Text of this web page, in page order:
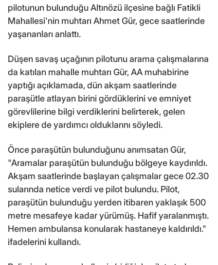
pilotunun bulunduğu Altınözü ilçesine bağlı Fatikli
Mahallesi'nin muhtarı Ahmet Gür, gece saatlerinde
yaşananları anlattı.
Düşen savaş uçağının pilotunu arama çalışmalarına
da katılan mahalle muhtarı Gür, AA muhabirine
yaptığı açıklamada, dün akşam saatlerinde
paraşütle atlayan birini gördüklerini ve emniyet
görevlilerine bilgi verdiklerini belirterek, gelen
ekiplere de yardımcı olduklarını söyledi.
Önce paraşütün bulunduğunu anımsatan Gür,
"Aramalar paraşütün bulunduğu bölgeye kaydırıldı.
Akşam saatlerinde başlayan çalışmalar gece 02.30
sularında netice verdi ve pilot bulundu. Pilot,
paraşütün bulunduğu yerden itibaren yaklaşık 500
metre mesafeye kadar yürümüş. Hafif yaralanmıştı.
Hemen ambulansa konularak hastaneye kaldırıldı."
ifadelerini kullandı.